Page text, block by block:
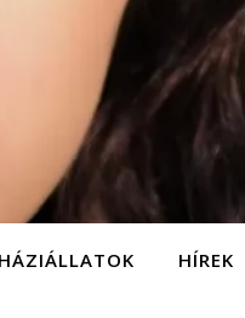
HÁZIÁLLATOK HÍREK